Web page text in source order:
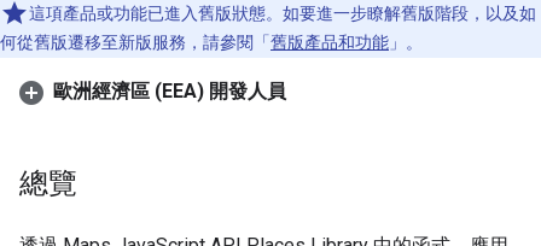
這項產品或功能已進入舊版狀態。如要進一步瞭解舊版階段，以及如
何從舊版遷移至新版服務，請參閱「 舊版產品和功能 」。
歐洲經濟區 (EEA) 開發人員
總覽